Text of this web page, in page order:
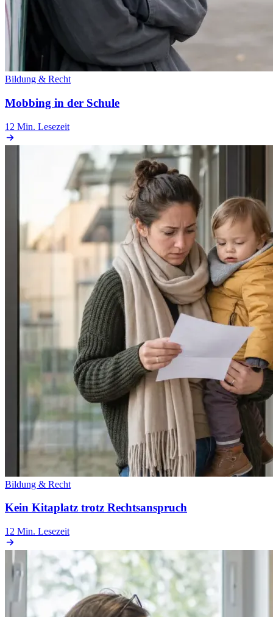
Bildung & Recht
Mobbing in der Schule
12 Min. Lesezeit
Bildung & Recht
Kein Kitaplatz trotz Rechtsanspruch
12 Min. Lesezeit